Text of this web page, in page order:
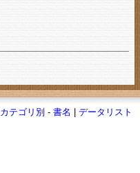
カテゴリ別 -書名 |データリスト